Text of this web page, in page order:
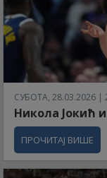
СУБОТА, 28.03.2026 |
Никола Јокић
ПРОЧИТАЈ ВИШЕ